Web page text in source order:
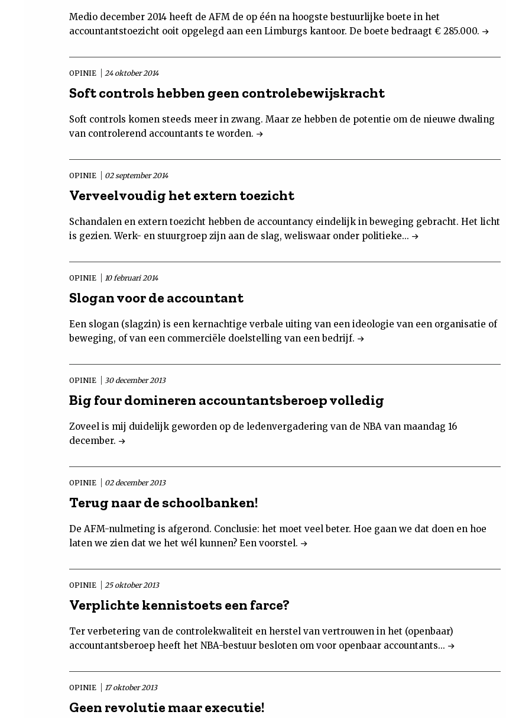
Medio december 2014 heeft de AFM de op één na hoogste bestuurlijke boete in het
accountantstoezicht ooit opgelegd aan een Limburgs kantoor. De boete bedraagt € 285.000.
OPINIE 24 oktober 2014
Soft controls hebben geen controlebewijskracht
Soft controls komen steeds meer in zwang. Maar ze hebben de potentie om de nieuwe dwaling
van controlerend accountants te worden.
OPINIE 02 september 2014
Verveelvoudig het extern toezicht
Schandalen en extern toezicht hebben de accountancy eindelijk in beweging gebracht. Het licht
is gezien. Werk- en stuurgroep zijn aan de slag, weliswaar onder politieke...
OPINIE 10 februari 2014
Slogan voor de accountant
Een slogan (slagzin) is een kernachtige verbale uiting van een ideologie van een organisatie of
beweging, of van een commerciële doelstelling van een bedrijf.
OPINIE 30 december 2013
Big four domineren accountantsberoep volledig
Zoveel is mij duidelijk geworden op de ledenvergadering van de NBA van maandag 16
december.
OPINIE 02 december 2013
Terug naar de schoolbanken!
De AFM-nulmeting is afgerond. Conclusie: het moet veel beter. Hoe gaan we dat doen en hoe
laten we zien dat we het wél kunnen? Een voorstel.
OPINIE 25 oktober 2013
Verplichte kennistoets een farce?
Ter verbetering van de controlekwaliteit en herstel van vertrouwen in het (openbaar)
accountantsberoep heeft het NBA-bestuur besloten om voor openbaar accountants...
OPINIE 17 oktober 2013
Geen revolutie maar executie!